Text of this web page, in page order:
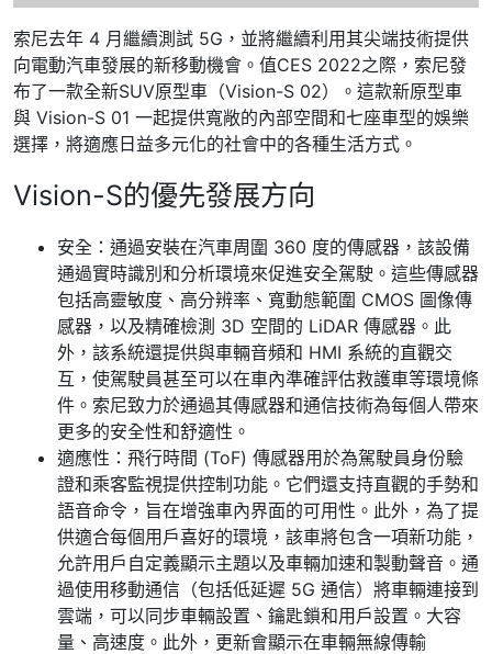
索尼去年 4 月繼續測試 5G，並將繼續利用其尖端技術提供
向電動汽車發展的新移動機會。值CES 2022之際，索尼發
布了一款全新SUV原型車（Vision-S 02）。這款新原型車
與 Vision-S 01 一起提供寬敞的內部空間和七座車型的娛樂
選擇，將適應日益多元化的社會中的各種生活方式。
Vision-S的優先發展方向
安全：通過安裝在汽車周圍 360 度的傳感器，該設備
通過實時識別和分析環境來促進安全駕駛。這些傳感器
包括高靈敏度、高分辨率、寬動態範圍 CMOS 圖像傳
感器，以及精確檢測 3D 空間的 LiDAR 傳感器。此
外，該系統還提供與車輛音頻和 HMI 系統的直觀交
互，使駕駛員甚至可以在車內準確評估救護車等環境條
件。索尼致力於通過其傳感器和通信技術為每個人帶來
更多的安全性和舒適性。
適應性：飛行時間 (ToF) 傳感器用於為駕駛員身份驗
證和乘客監視提供控制功能。它們還支持直觀的手勢和
語音命令，旨在增強車內界面的可用性。此外，為了提
供適合每個用戶喜好的環境，該車將包含一項新功能，
允許用戶自定義顯示主題以及車輛加速和製動聲音。通
過使用移動通信（包括低延遲 5G 通信）將車輛連接到
雲端，可以同步車輛設置、鑰匙鎖和用戶設置。大容
量、高速度。此外，更新會顯示在車輛無線傳輸